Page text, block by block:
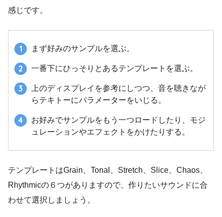
感じです。
まず好みのサンプルを選ぶ。
一番下にひっそりとあるテンプレートを選ぶ。
上のディスプレイを参考にしつつ、音を聴きなが
らテキトーにパラメーターをいじる。
お好みでサンプルをもう一つロードしたり、モジ
ュレーションやエフェクトをかけたりする。
テンプレートはGrain、Tonal、Stretch、Slice、Chaos、
Rhythmicの６つがありますので、作りたいサウンドに合
わせて選択しましょう。